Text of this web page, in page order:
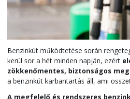
Benzinkút működtetése során
kerül sor a hét minden napján, ezért
zökkenőmentes, biztonságos
a benzinkút karbantartás áll, ami
A megfelelő és rendszeres